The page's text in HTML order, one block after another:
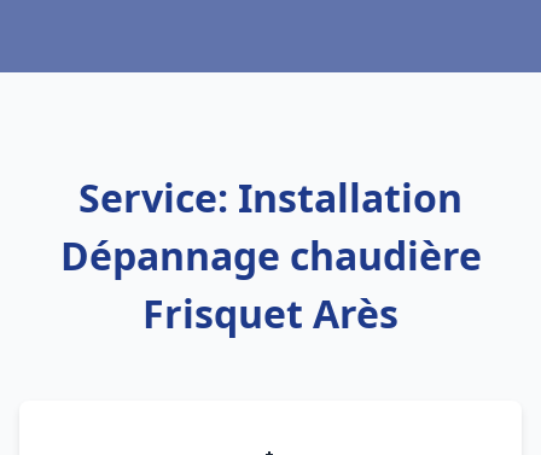
Service: Installation
Dépannage chaudière
Frisquet Arès